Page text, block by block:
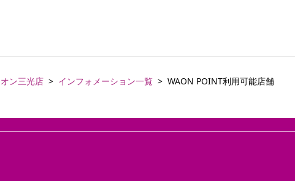
ン三光店 インフォメーション一覧 WAON POINT利用可能店舗